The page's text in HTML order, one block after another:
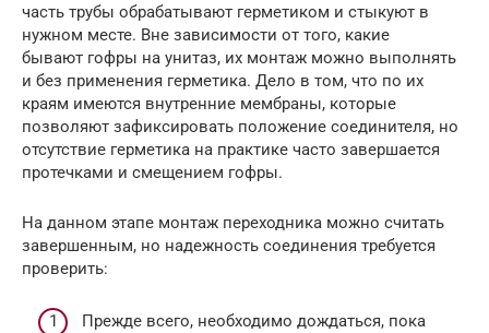
часть трубы обрабатывают герметиком и стыкуют в
нужном месте. Вне зависимости от того, какие
бывают гофры на унитаз, их монтаж можно выполнять
и без применения герметика. Дело в том, что по их
краям имеются внутренние мембраны, которые
позволяют зафиксировать положение соединителя, но
отсутствие герметика на практике часто завершается
протечками и смещением гофры.
На данном этапе монтаж переходника можно считать
завершенным, но надежность соединения требуется
проверить:
Прежде всего, необходимо дождаться, пока